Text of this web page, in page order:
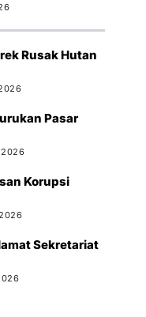
Rusak Hutan
Pasar
Korupsi
Sekretariat